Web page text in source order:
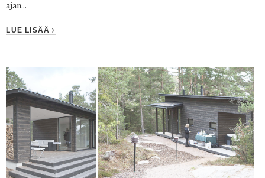
ajan...
LUE LISÄÄ